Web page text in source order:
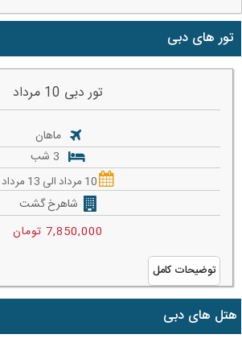
تور های دبی
تور دبی 10 مرداد
ماهان
10 مرداد الی 13 مرداد
شاهرخ گشت
7,850,000 تومان
توضیحات کامل
هتل های دبی